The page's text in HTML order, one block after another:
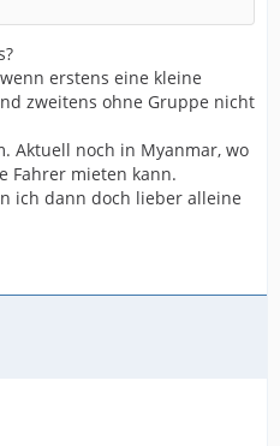
erstens eine kleine
zweitens ohne Gruppe nicht
Aktuell noch in Myanmar, wo
Fahrer mieten kann.
ich dann doch lieber alleine